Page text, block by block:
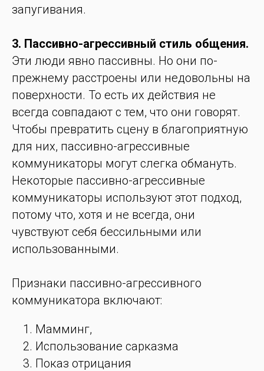
запугивания.
3. Пассивно-агрессивный стиль общения.
Эти люди явно пассивны. Но они по-
прежнему расстроены или недовольны на
поверхности. То есть их действия не
всегда совпадают с тем, что они говорят.
Чтобы превратить сцену в благоприятную
для них, пассивно-агрессивные
коммуникаторы могут слегка обмануть.
Некоторые пассивно-агрессивные
коммуникаторы используют этот подход,
потому что, хотя и не всегда, они
чувствуют себя бессильными или
использованными.
Признаки пассивно-агрессивного
коммуникатора включают:
Мамминг,
Использование сарказма
Показ отрицания